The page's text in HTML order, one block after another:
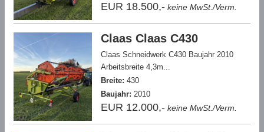
EUR 18.500,- keine MwSt./Verm.
Claas Claas C430
Claas Schneidwerk C430 Baujahr 2010
Arbeitsbreite 4,3m...
Breite: 430
Baujahr: 2010
EUR 12.000,- keine MwSt./Verm.